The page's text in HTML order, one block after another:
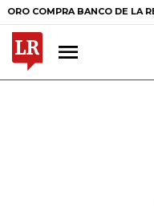
BANCO DE LA REPÚBLICA